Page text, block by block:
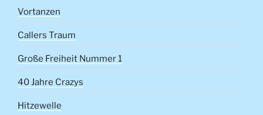
Vortanzen
Callers Traum
Große Freiheit Nummer 1
40 Jahre Crazys
Hitzewelle